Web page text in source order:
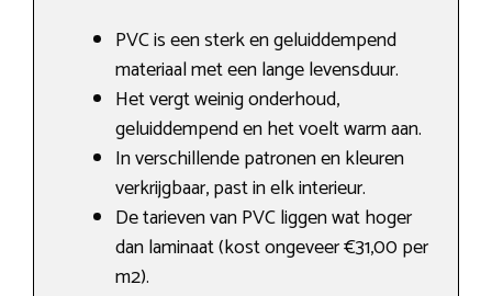
PVC is een sterk en geluiddempend
materiaal met een lange levensduur.
Het vergt weinig onderhoud,
geluiddempend en het voelt warm aan.
In verschillende patronen en kleuren
verkrijgbaar, past in elk interieur.
De tarieven van PVC liggen wat hoger
dan laminaat (kost ongeveer €31,00 per
m2).